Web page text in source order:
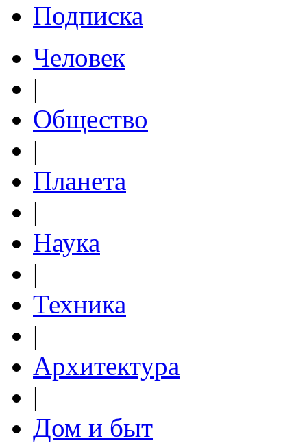
Подписка
Человек
|
Общество
|
Планета
|
Наука
|
Техника
|
Архитектура
|
Дом и быт